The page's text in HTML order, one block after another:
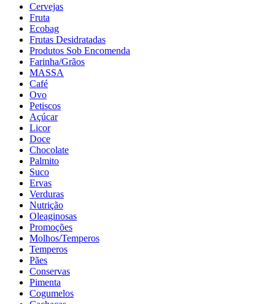
Cervejas
Fruta
Ecobag
Frutas Desidratadas
Produtos Sob Encomenda
Farinha/Grãos
MASSA
Café
Ovo
Petiscos
Açúcar
Licor
Doce
Chocolate
Palmito
Suco
Ervas
Verduras
Nutrição
Oleaginosas
Promoções
Molhos/Temperos
Temperos
Pães
Conservas
Pimenta
Cogumelos